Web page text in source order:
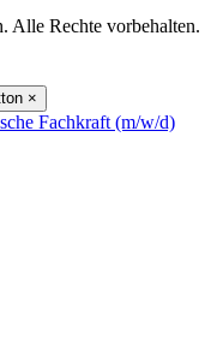
Alle Rechte vorbehalten.
×